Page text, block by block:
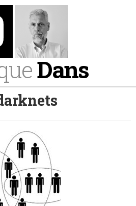
Dans